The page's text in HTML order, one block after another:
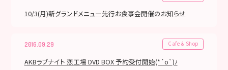
10/3(月)新グランドメニュー先行お食事会開催のお知らせ
2016.09.29 Cafe & Shop
AKBラブナイト 恋工場 DVD BOX 予約受付開始(*´о`)ﾉ